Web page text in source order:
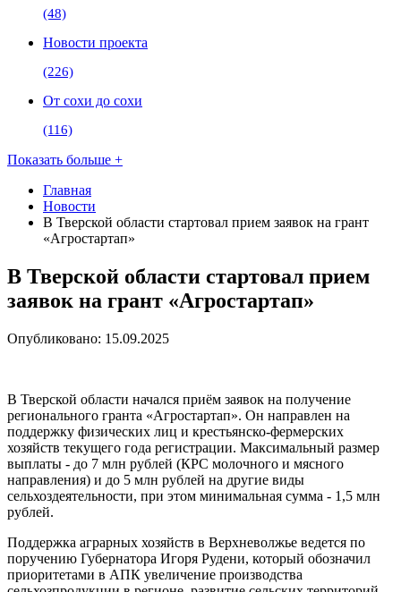
(48)
Новости проекта
(226)
От сохи до сохи
(116)
Показать больше +
Главная
Новости
В Тверской области стартовал прием заявок на грант
«Агростартап»
В Тверской области стартовал прием
заявок на грант «Агростартап»
Опубликовано: 15.09.2025
В Тверской области начался приём заявок на получение
регионального гранта «Агростартап». Он направлен на
поддержку физических лиц и крестьянско-фермерских
хозяйств текущего года регистрации. Максимальный размер
выплаты - до 7 млн рублей (КРС молочного и мясного
направления) и до 5 млн рублей на другие виды
сельхоздеятельности, при этом минимальная сумма - 1,5 млн
рублей.
Поддержка аграрных хозяйств в Верхневолжье ведется по
поручению Губернатора Игоря Рудени, который обозначил
приоритетами в АПК увеличение производства